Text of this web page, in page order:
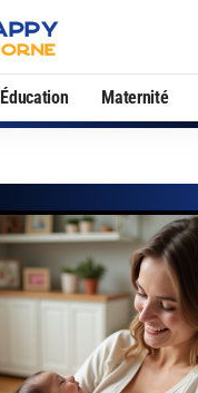
Éducation Maternité